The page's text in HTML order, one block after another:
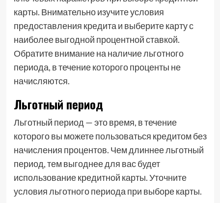
карты. Внимательно изучите условия
предоставления кредита и выберите карту с
наиболее выгодной процентной ставкой.
Обратите внимание на наличие льготного
периода, в течение которого проценты не
начисляются.
Льготный период
Льготный период — это время, в течение
которого вы можете пользоваться кредитом без
начисления процентов. Чем длиннее льготный
период, тем выгоднее для вас будет
использование кредитной карты. Уточните
условия льготного периода при выборе карты.